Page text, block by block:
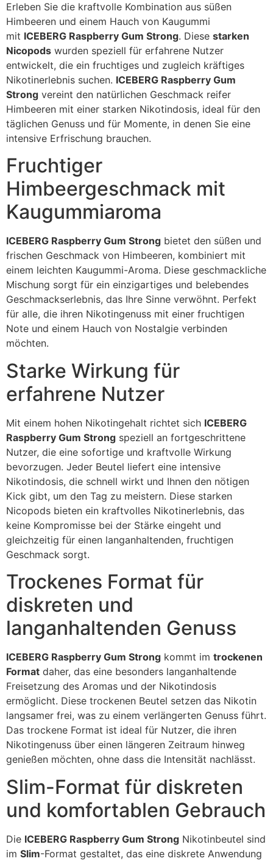
Erleben Sie die kraftvolle Kombination aus süßen
Himbeeren und einem Hauch von Kaugummi
mit ICEBERG Raspberry Gum Strong. Diese starken
Nicopods wurden speziell für erfahrene Nutzer
entwickelt, die ein fruchtiges und zugleich kräftiges
Nikotinerlebnis suchen. ICEBERG Raspberry Gum
Strong vereint den natürlichen Geschmack reifer
Himbeeren mit einer starken Nikotindosis, ideal für den
täglichen Genuss und für Momente, in denen Sie eine
intensive Erfrischung brauchen.
Fruchtiger
Himbeergeschmack mit
Kaugummiaroma
ICEBERG Raspberry Gum Strong bietet den süßen und
frischen Geschmack von Himbeeren, kombiniert mit
einem leichten Kaugummi-Aroma. Diese geschmackliche
Mischung sorgt für ein einzigartiges und belebendes
Geschmackserlebnis, das Ihre Sinne verwöhnt. Perfekt
für alle, die ihren Nikotingenuss mit einer fruchtigen
Note und einem Hauch von Nostalgie verbinden
möchten.
Starke Wirkung für
erfahrene Nutzer
Mit einem hohen Nikotingehalt richtet sich ICEBERG
Raspberry Gum Strong speziell an fortgeschrittene
Nutzer, die eine sofortige und kraftvolle Wirkung
bevorzugen. Jeder Beutel liefert eine intensive
Nikotindosis, die schnell wirkt und Ihnen den nötigen
Kick gibt, um den Tag zu meistern. Diese starken
Nicopods bieten ein kraftvolles Nikotinerlebnis, das
keine Kompromisse bei der Stärke eingeht und
gleichzeitig für einen langanhaltenden, fruchtigen
Geschmack sorgt.
Trockenes Format für
diskreten und
langanhaltenden Genuss
ICEBERG Raspberry Gum Strong kommt im trockenen
Format daher, das eine besonders langanhaltende
Freisetzung des Aromas und der Nikotindosis
ermöglicht. Diese trockenen Beutel setzen das Nikotin
langsamer frei, was zu einem verlängerten Genuss führt.
Das trockene Format ist ideal für Nutzer, die ihren
Nikotingenuss über einen längeren Zeitraum hinweg
genießen möchten, ohne dass die Intensität nachlässt.
Slim-Format für diskreten
und komfortablen Gebrauch
Die ICEBERG Raspberry Gum Strong Nikotinbeutel sind
im Slim-Format gestaltet, das eine diskrete Anwendung